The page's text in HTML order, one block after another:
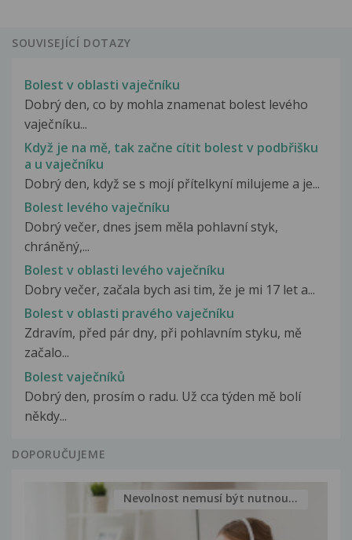
SOUVISEJÍCÍ DOTAZY
Bolest v oblasti vaječníku
Dobrý den, co by mohla znamenat bolest levého
vaječníku...
Když je na mě, tak začne cítit bolest v podbřišku
a u vaječníku
Dobrý den, když se s mojí přítelkyní milujeme a je...
Bolest levého vaječníku
Dobrý večer, dnes jsem měla pohlavní styk,
chráněný,...
Bolest v oblasti levého vaječníku
Dobry večer, začala bych asi tim, že je mi 17 let a...
Bolest v oblasti pravého vaječníku
Zdravím, před pár dny, při pohlavním styku, mě
začalo...
Bolest vaječníků
Dobrý den, prosím o radu. Už cca týden mě bolí
někdy...
DOPORUČUJEME
Nevolnost nemusí být nutnou...